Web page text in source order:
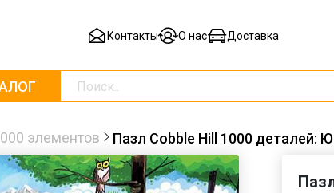
Контакты О нас Доставка
элементов Пазл Cobble Hill 1000 деталей: